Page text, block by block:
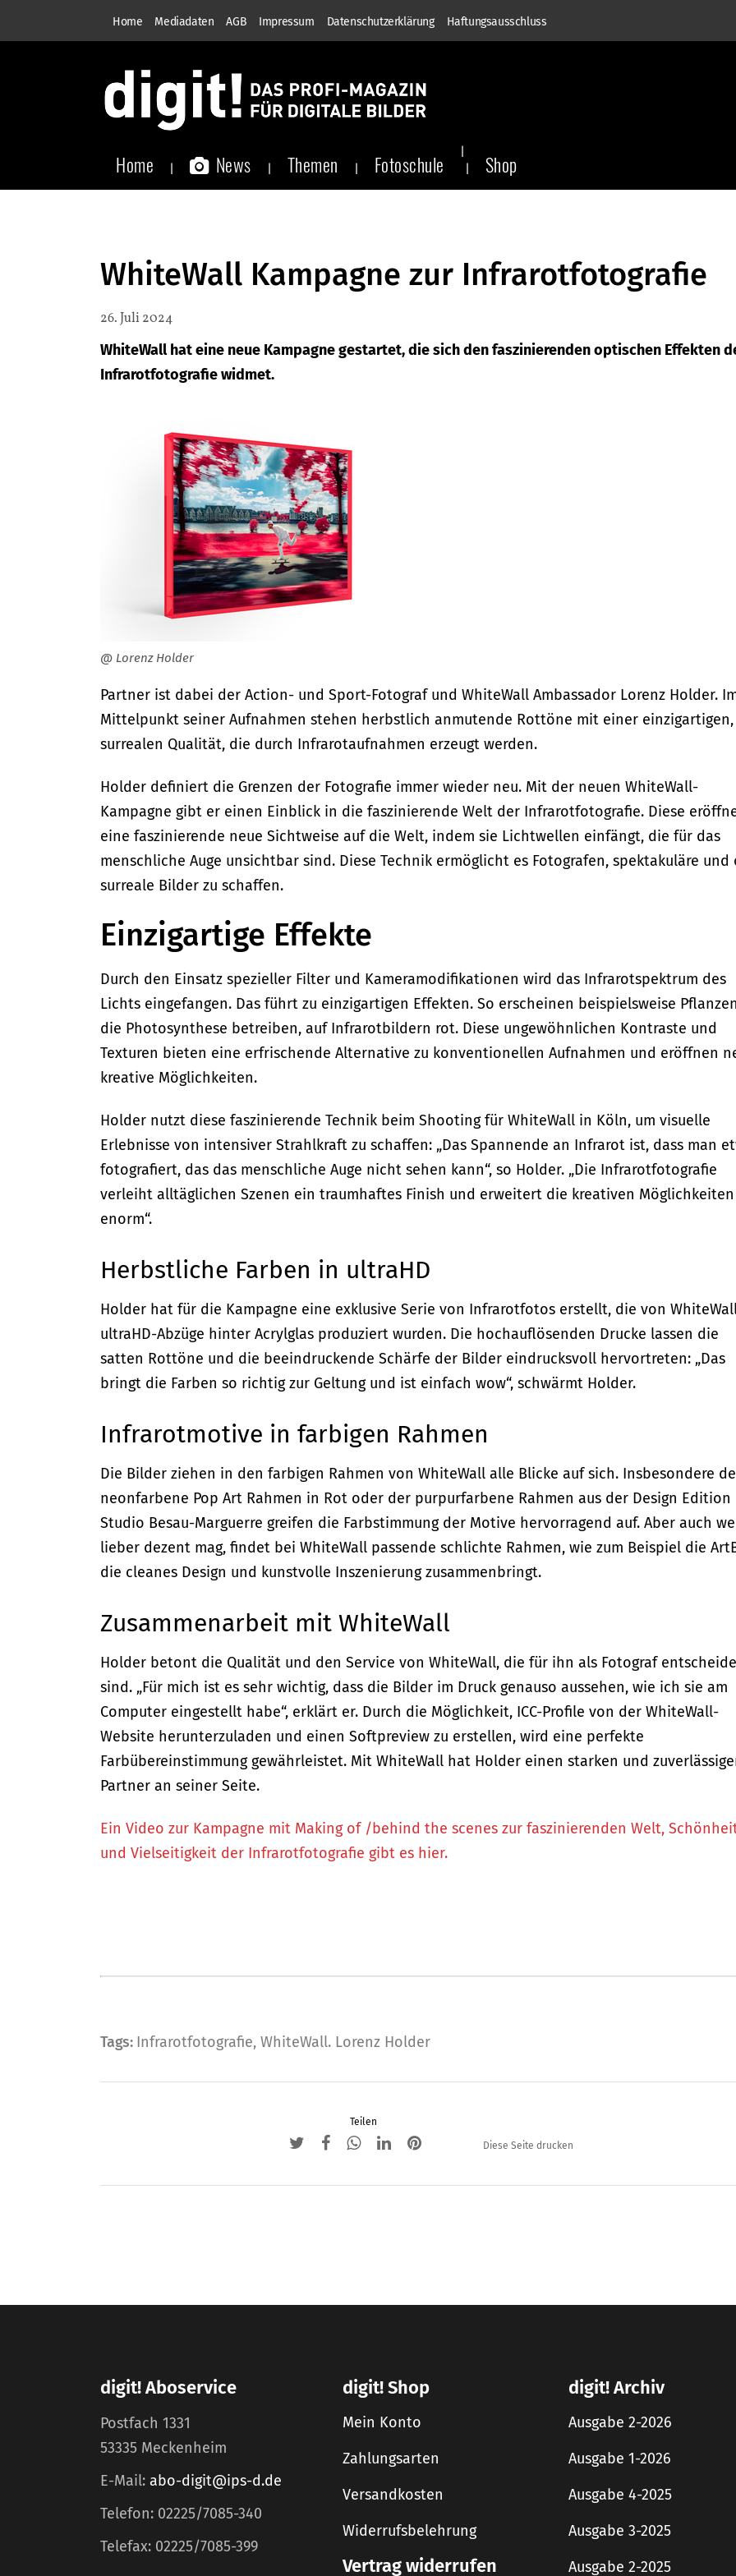
Home Mediadaten AGB Impressum Datenschutzerklärung Haftungsausschluss
Home News Themen Fotoschule Shop
WhiteWall Kampagne zur Infrarotfotografie
26. Juli 2024
WhiteWall hat eine neue Kampagne gestartet, die sich den faszinierenden optischen Effekten
Infrarotfotografie widmet.
@ Lorenz Holder
Partner ist dabei der Action- und Sport-Fotograf und WhiteWall Ambassador Lorenz Holder.
Mittelpunkt seiner Aufnahmen stehen herbstlich anmutende Rottöne mit einer einzigartigen,
surrealen Qualität, die durch Infrarotaufnahmen erzeugt werden.
Holder definiert die Grenzen der Fotografie immer wieder neu. Mit der neuen WhiteWall-
Kampagne gibt er einen Einblick in die faszinierende Welt der Infrarotfotografie. Diese
eine faszinierende neue Sichtweise auf die Welt, indem sie Lichtwellen einfängt, die für das
menschliche Auge unsichtbar sind. Diese Technik ermöglicht es Fotografen, spektakuläre und
surreale Bilder zu schaffen.
Einzigartige Effekte
Durch den Einsatz spezieller Filter und Kameramodifikationen wird das Infrarotspektrum des
Lichts eingefangen. Das führt zu einzigartigen Effekten. So erscheinen beispielsweise
die Photosynthese betreiben, auf Infrarotbildern rot. Diese ungewöhnlichen Kontraste und
Texturen bieten eine erfrischende Alternative zu konventionellen Aufnahmen und eröffnen
kreative Möglichkeiten.
Holder nutzt diese faszinierende Technik beim Shooting für WhiteWall in Köln, um visuelle
Erlebnisse von intensiver Strahlkraft zu schaffen: „Das Spannende an Infrarot ist, dass man
fotografiert, das das menschliche Auge nicht sehen kann“, so Holder. „Die Infrarotfotografie
verleiht alltäglichen Szenen ein traumhaftes Finish und erweitert die kreativen Möglichkeiten
enorm“.
Herbstliche Farben in ultraHD
Holder hat für die Kampagne eine exklusive Serie von Infrarotfotos erstellt, die von
ultraHD-Abzüge hinter Acrylglas produziert wurden. Die hochauflösenden Drucke lassen die
satten Rottöne und die beeindruckende Schärfe der Bilder eindrucksvoll hervortreten: „Das
bringt die Farben so richtig zur Geltung und ist einfach wow“, schwärmt Holder.
Infrarotmotive in farbigen Rahmen
Die Bilder ziehen in den farbigen Rahmen von WhiteWall alle Blicke auf sich. Insbesondere
neonfarbene Pop Art Rahmen in Rot oder der purpurfarbene Rahmen aus der Design Edition
Studio Besau-Marguerre greifen die Farbstimmung der Motive hervorragend auf. Aber auch
lieber dezent mag, findet bei WhiteWall passende schlichte Rahmen, wie zum Beispiel die
die cleanes Design und kunstvolle Inszenierung zusammenbringt.
Zusammenarbeit mit WhiteWall
Holder betont die Qualität und den Service von WhiteWall, die für ihn als Fotograf
sind. „Für mich ist es sehr wichtig, dass die Bilder im Druck genauso aussehen, wie ich sie am
Computer eingestellt habe“, erklärt er. Durch die Möglichkeit, ICC-Profile von der WhiteWall-
Website herunterzuladen und einen Softpreview zu erstellen, wird eine perfekte
Farbübereinstimmung gewährleistet. Mit WhiteWall hat Holder einen starken und
Partner an seiner Seite.
Ein Video zur Kampagne mit Making of /behind the scenes zur faszinierenden Welt,
und Vielseitigkeit der Infrarotfotografie gibt es hier.
Tags: Infrarotfotografie, WhiteWall. Lorenz Holder
Teilen
Diese Seite drucken
digit! Aboservice
Postfach 1331
53335 Meckenheim
E-Mail: abo-digit@ips-d.de
Telefon: 02225/7085-340
Telefax: 02225/7085-399
digit! Shop
Mein Konto
Zahlungsarten
Versandkosten
Widerrufsbelehrung
Vertrag widerrufen
digit! Archiv
Ausgabe 2-2026
Ausgabe 1-2026
Ausgabe 4-2025
Ausgabe 3-2025
Ausgabe 2-2025